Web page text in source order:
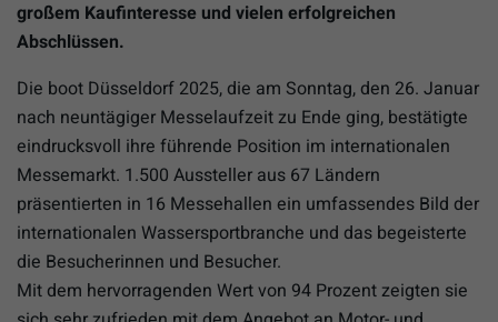
großem Kaufinteresse und vielen erfolgreichen
Abschlüssen.
Die boot Düsseldorf 2025, die am Sonntag, den 26. Januar
nach neuntägiger Messelaufzeit zu Ende ging, bestätigte
eindrucksvoll ihre führende Position im internationalen
Messemarkt. 1.500 Aussteller aus 67 Ländern
präsentierten in 16 Messehallen ein umfassendes Bild der
internationalen Wassersportbranche und das begeisterte
die Besucherinnen und Besucher.
Mit dem hervorragenden Wert von 94 Prozent zeigten sie